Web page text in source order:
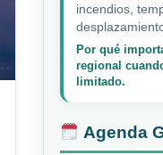
incendios,
Por qué
regional
limitado.
Agenda